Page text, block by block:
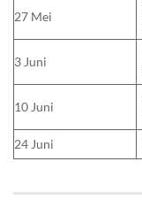
27 Mei
3 Juni
10 Juni
24 Juni